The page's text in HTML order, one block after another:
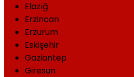
Elazığ
Erzincan
Erzurum
Eskişehir
Gaziantep
Giresun